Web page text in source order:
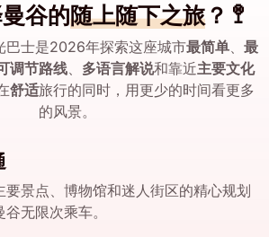
谷的随上随下之旅 ？ 🚏
巴士是2026年探索这座城市最简单
最
调节路线 多语言解说和靠近主要文化
舒适旅行的同时，用更少的时间看更多
的风景。
要景点、博物馆和迷人街区的精心规划
无限次乘车。